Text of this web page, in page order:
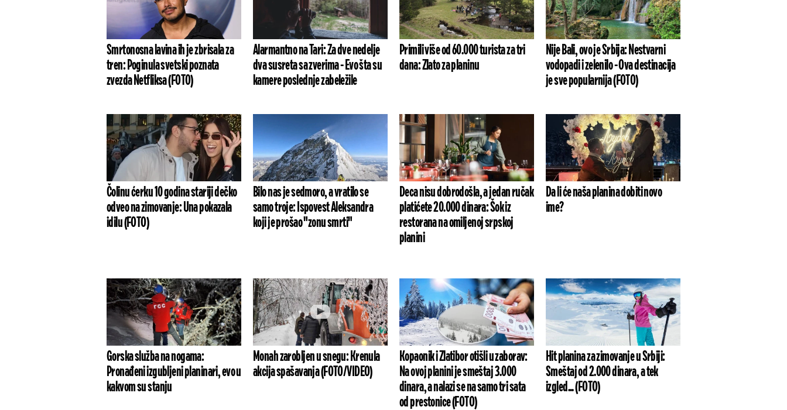
Smrtonosna lavina ih je zbrisala za
tren: Poginula svetski poznata
zvezda Netfliksa (FOTO)
Alarmantno na Tari: Za dve nedelje
dva susreta sa zverima - Evo šta su
kamere poslednje zabeležile
Primili više od 60.000 turista za tri
dana: Zlato za planinu
Nije Bali, ovo je Srbija: Nestvarni
vodopadi i zelenilo - Ova destinacija
je sve popularnija (FOTO)
Čolinu ćerku 10 godina stariji dečko
odveo na zimovanje: Una pokazala
idilu (FOTO)
Bilo nas je sedmoro, a vratilo se
samo troje: Ispovest Aleksandra
koji je prošao "zonu smrti"
Deca nisu dobrodošla, a jedan ručak
platićete 20.000 dinara: Šok iz
restorana na omiljenoj srpskoj
planini
Da li će naša planina dobiti novo
ime?
Gorska služba na nogama:
Pronađeni izgubljeni planinari, evo u
kakvom su stanju
Monah zarobljen u snegu: Krenula
akcija spašavanja (FOTO/VIDEO)
Kopaonik i Zlatibor otišli u zaborav:
Na ovoj planini je smeštaj 3.000
dinara, a nalazi se na samo tri sata
od prestonice (FOTO)
Hit planina za zimovanje u Srbiji:
Smeštaj od 2.000 dinara, a tek
izgled... (FOTO)